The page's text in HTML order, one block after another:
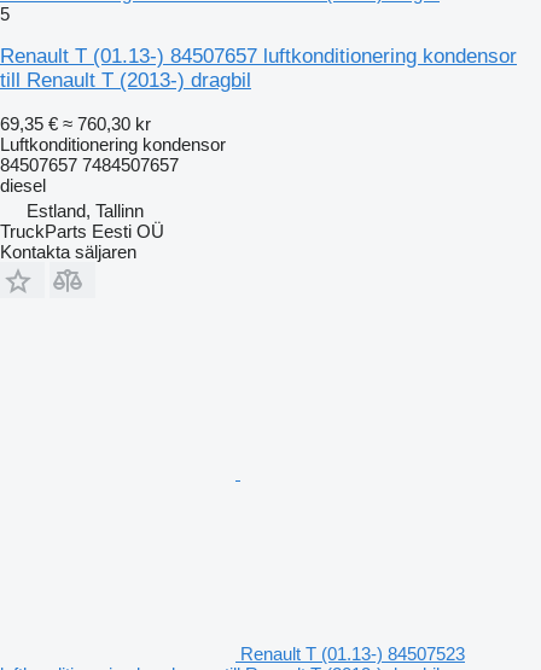
5
Renault T (01.13-) 84507657 luftkonditionering kondensor
till Renault T (2013-) dragbil
69,35 € ≈ 760,30 kr
Luftkonditionering kondensor
84507657 7484507657
diesel
Estland, Tallinn
TruckParts Eesti OÜ
Kontakta säljaren
Renault T (01.13-) 84507523